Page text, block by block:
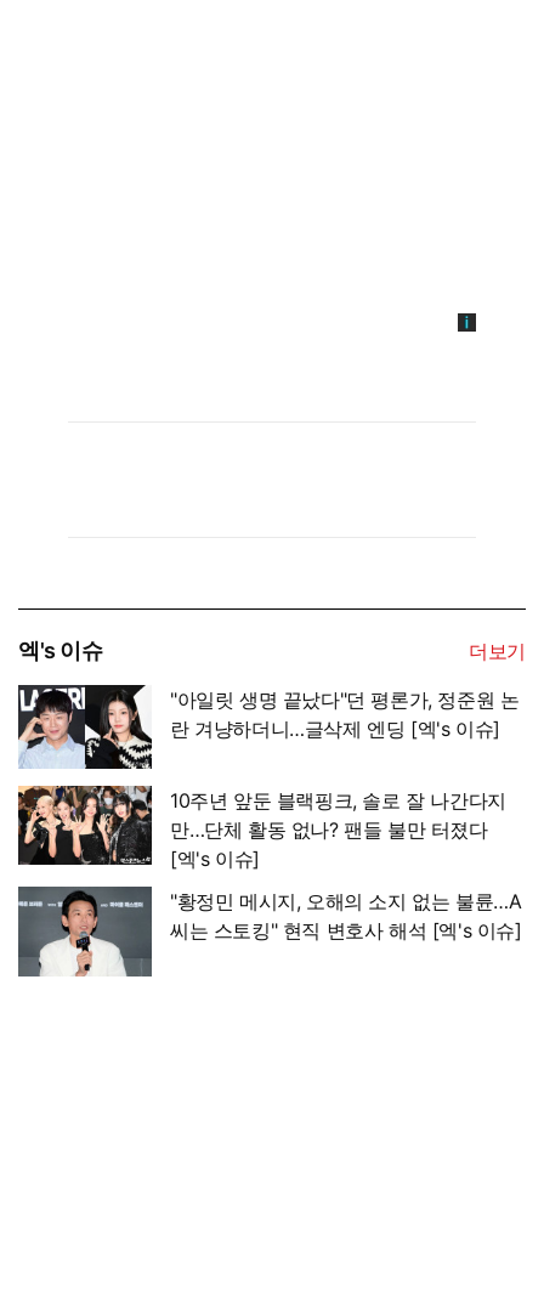
엑's 이슈
더보기
"아일릿 생명 끝났다"던 평론가, 정준원 논
란 겨냥하더니…글삭제 엔딩 [엑's 이슈]
10주년 앞둔 블랙핑크, 솔로 잘 나간다지
만…단체 활동 없나? 팬들 불만 터졌다
[엑's 이슈]
"황정민 메시지, 오해의 소지 없는 불륜…A
씨는 스토킹" 현직 변호사 해석 [엑's 이슈]